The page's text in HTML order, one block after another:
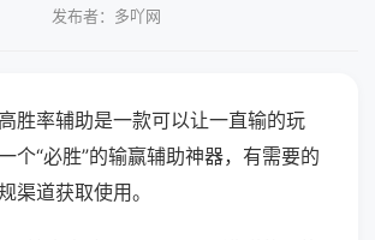
发布者：多吖网
胜率辅助是一款可以让一直输的玩
个“必胜”的输赢辅助神器，有需要的
渠道获取使用。